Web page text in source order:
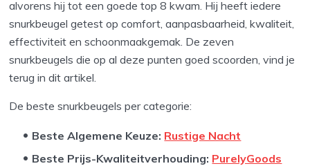
alvorens hij tot een goede top 8 kwam. Hij heeft iedere
snurkbeugel getest op comfort, aanpasbaarheid, kwaliteit,
effectiviteit en schoonmaakgemak. De zeven
snurkbeugels die op al deze punten goed scoorden, vind je
terug in dit artikel.
De beste snurkbeugels per categorie:
Beste Algemene Keuze: Rustige Nacht
Beste Prijs-Kwaliteitverhouding: PurelyGoods